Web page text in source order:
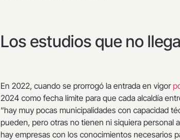
Los estudios que no
En 2022, cuando se prorrogó la entrada en vigor
2024 como fecha límite para que cada alcaldía
“hay muy pocas municipalidades con capacidad
pueden, pero otras no tienen ni siquiera personal
hay empresas con los conocimientos necesarios